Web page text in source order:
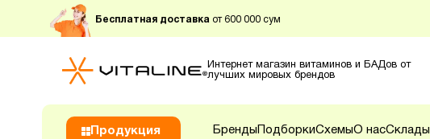
Бесплатная доставка от 600 000 сум
Интернет магазин витаминов и БАДов от
лучших мировых брендов
Продукция Бренды ПодборкиСхемыО насСклады